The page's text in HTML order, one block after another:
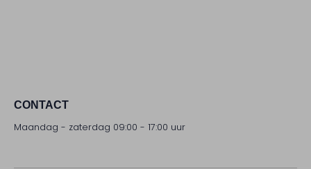
CONTACT
Maandag - zaterdag 09:00 - 17:00 uur